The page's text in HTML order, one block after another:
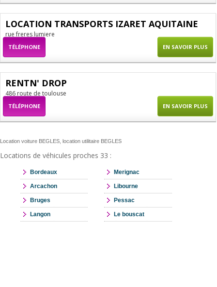
LOCATION TRANSPORTS IZARET AQUITAINE
rue freres lumiere
TÉLÉPHONE EN SAVOIR PLUS
RENTN' DROP
486 route de toulouse
TÉLÉPHONE EN SAVOIR PLUS
Location voiture BEGLES, location utilitaire BEGLES
Locations de véhicules proches 33 :
Bordeaux Merignac
Arcachon Libourne
Bruges Pessac
Langon Le bouscat